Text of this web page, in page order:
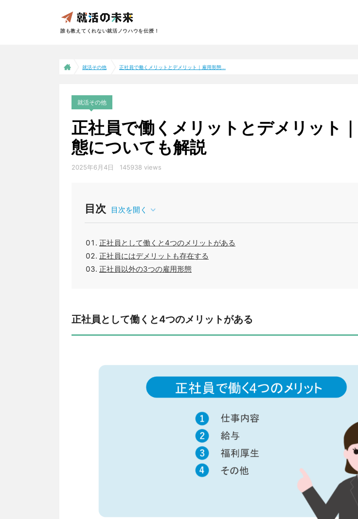
誰も教えてくれない就活ノウハウを伝授！
就活その他 正社員で働くメリットとデメリット｜雇用形態...
就活その他
正社員で働くメリットとデメリット
態についても解説
2025年6月4日 145938 views
目次 目次を開く
正社員として働くと4つのメリットがある
正社員にはデメリットも存在する
正社員以外の3つの雇用形態
正社員として働くと4つのメリットがある